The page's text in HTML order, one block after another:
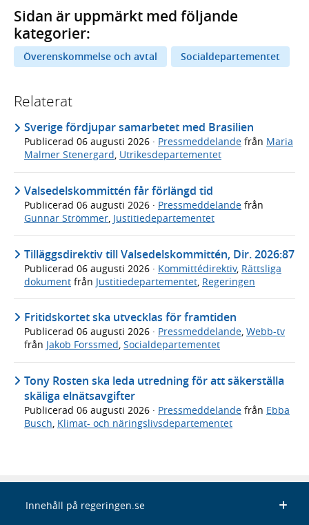
Sidan är uppmärkt med följande
kategorier:
Överenskommelse och avtal Socialdepartementet
Relaterat
Sverige fördjupar samarbetet med Brasilien
Publicerad 06 augusti 2026 · Pressmeddelande från Maria
Malmer Stenergard, Utrikesdepartementet
Valsedelskommittén får förlängd tid
Publicerad 06 augusti 2026 · Pressmeddelande från
Gunnar Strömmer, Justitiedepartementet
Tilläggsdirektiv till Valsedelskommittén, Dir. 2026:87
Publicerad 06 augusti 2026 · Kommittédirektiv, Rättsliga
dokument från Justitiedepartementet Regeringen
Fritidskortet ska utvecklas för framtiden
Publicerad 06 augusti 2026 · Pressmeddelande, Webb-tv
från Jakob Forssmed, Socialdepartementet
Tony Rosten ska leda utredning för att säkerställa
skäliga elnätsavgifter
Publicerad 06 augusti 2026 · Pressmeddelande från Ebba
Busch, Klimat- och näringslivsdepartementet
Innehåll på regeringen.se